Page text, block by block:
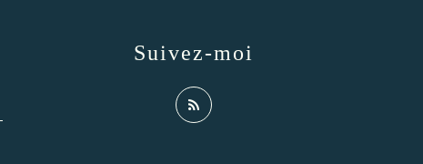
Suivez-moi